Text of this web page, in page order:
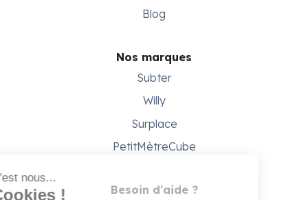
Blog
Nos marques
Subter
Willy
Surplace
PetitMètreCube
Besoin d'aide ?